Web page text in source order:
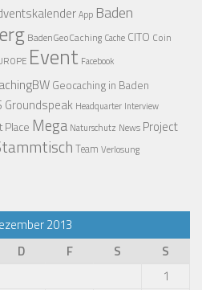
App Baden
BadenGeoCaching Cache CITO Coin
Event Facebook
Geocaching in Baden
Groundspeak Headquarter Interview
Place Mega Naturschutz News Project
Team Verlosung
2013
D F S
S
1